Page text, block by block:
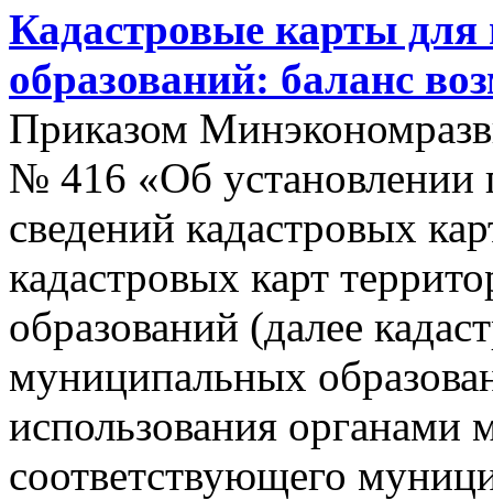
Кадастровые карты
образований: баланс
Приказом
№ 416 «Об установлении
сведений кадастровых
кадастровых карт
образований (далее
муниципальных
использования органами
соответствующего